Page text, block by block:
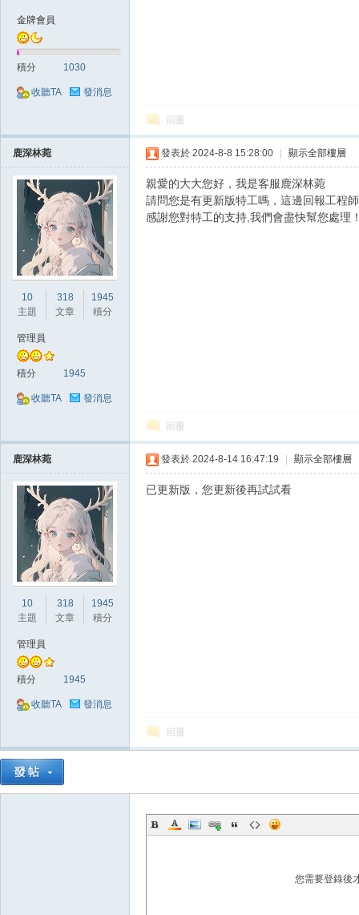
天
經
金牌會員
積分 1030
收聽TA 發消息
回覆
鹿深林菀
10
主題
318
文章
1945
積分
管理員
積分 1945
收聽TA 發消息
發表於 2024-8-8 15:28:00 顯示全部樓層
親愛的大大您好，我是客服鹿深林菀
請問您是有更新版特工嗎，這邊回報工程
感謝您對特工的支持,我們會盡快幫您處理
回覆
鹿深林菀
10
主題
318
文章
1945
積分
管理員
積分 1945
收聽TA 發消息
發表於 2024-8-14 16:47:19 顯示全部樓層
已更新版，您更新後再試試看
回覆
您需要登錄後